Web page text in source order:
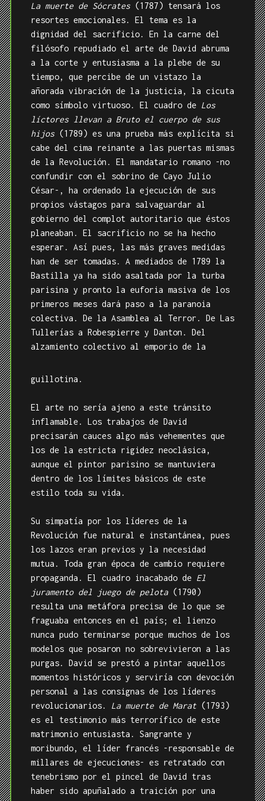
La muerte de Sócrates(1787) tensará los
resortes emocionales. El tema es la
dignidad del sacrificio. En la carne del
filósofo repudiado el arte de David abruma
a la corte y entusiasma a la plebe de su
tiempo, que percibe de un vistazo la
añorada vibración de la justicia, la cicuta
como símbolo virtuoso. El cuadro de Los
líctores llevan a Bruto el cuerpo de sus
hijos(1789) es una prueba más explícita si
cabe del cima reinante a las puertas mismas
de la Revolución. El mandatario romano -no
confundir con el sobrino de Cayo Julio
César-, ha ordenado la ejecución de sus
propios vástagos para salvaguardar al
gobierno del complot autoritario que éstos
planeaban. El sacrificio no se ha hecho
esperar. Así pues, las más graves medidas
han de ser tomadas. A mediados de 1789 la
Bastilla ya ha sido asaltada por la turba
parisina y pronto la euforia masiva de los
primeros meses dará paso a la paranoia
colectiva. De la Asamblea al Terror. De Las
Tullerías a Robespierre y Danton. Del
alzamiento colectivo al emporio de la
guillotina.
El arte no sería ajeno a este tránsito
inflamable. Los trabajos de David
precisarán cauces algo más vehementes que
los de la estricta rigidez neoclásica,
aunque el pintor parisino se mantuviera
dentro de los límites básicos de este
estilo toda su vida.
Su simpatía por los líderes de la
Revolución fue natural e instantánea, pues
los lazos eran previos y la necesidad
mutua. Toda gran época de cambio requiere
propaganda. El cuadro inacabado de El
juramento del juego de pelota(1790)
resulta una metáfora precisa de lo que se
fraguaba entonces en el país; el lienzo
nunca pudo terminarse porque muchos de los
modelos que posaron no sobrevivieron a las
purgas. David se prestó a pintar aquellos
momentos históricos y serviría con devoción
personal a las consignas de los líderes
revolucionarios.
La muerte de Marat(1793)
es el testimonio más terrorífico de este
matrimonio entusiasta. Sangrante y
moribundo, el líder francés -responsable de
millares de ejecuciones- es retratado con
tenebrismo por el pincel de David tras
haber sido apuñalado a traición por una